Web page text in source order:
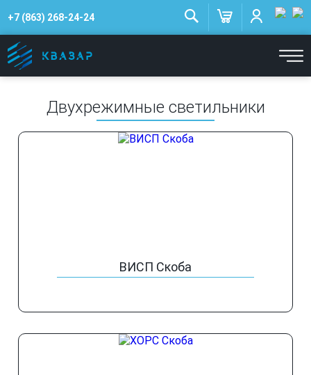
+7 (863) 268-24-24
Двухрежимные светильники
ВИСП Скоба